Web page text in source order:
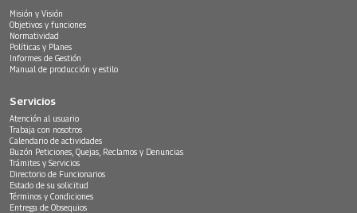
Misión y Visión
Objetivos y funciones
Normatividad
Políticas y Planes
Informes de Gestión
Manual de producción y estilo
Servicios
Atención al usuario
Trabaja con nosotros
Calendario de actividades
Buzón Peticiones, Quejas, Reclamos y Denuncias
Trámites y Servicios
Directorio de Funcionarios
Estado de su solicitud
Términos y Condiciones
Entrega de Obsequios